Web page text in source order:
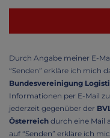
Durch Angabe meiner E-
“Senden” erkläre ich mich
Bundesvereinigung
Informationen per E-Mail
jederzeit gegenüber der
Österreich durch eine Mail
auf “Senden” erkläre ich